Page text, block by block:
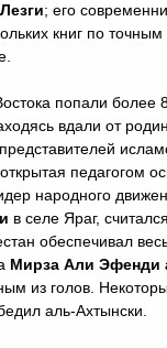
; его
книг по
попали более
вдали от
педагогом
народного
в селе Яраг,
обеспечивал
Мирза Али Эфенди
из голов.
аль-Ахтынски.